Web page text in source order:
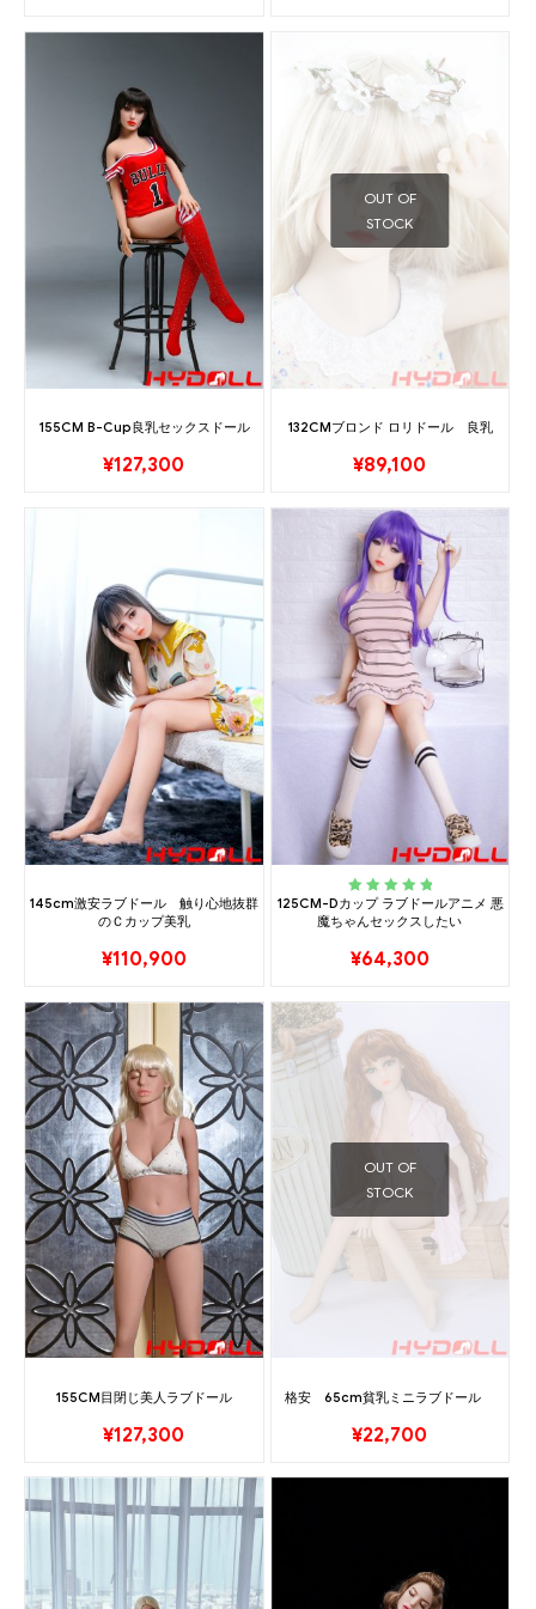
155CM B-Cup良乳セックスドール
¥127,300
OUT OF
STOCK
132CMブロンド ロリドール 良乳
¥89,100
145cm激安ラブドール 触り心地抜群
のＣカップ美乳
¥110,900
Rated5.00 out
of 5
125CM-Dカップ ラブドールアニメ 悪
魔ちゃんセックスしたい
¥64,300
155CM目閉じ美人ラブドール
¥127,300
OUT OF
STOCK
格安 65cm貧乳ミニラブドール
¥22,700